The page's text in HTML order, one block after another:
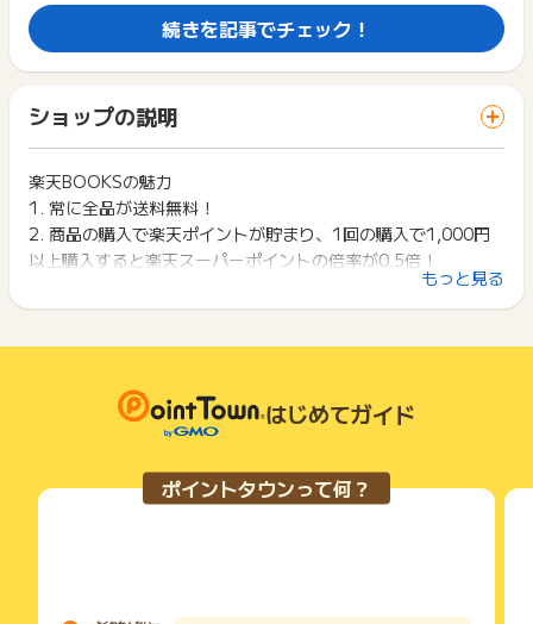
※下記の場合、ポイント獲得対象外となります。
・購入前に別サイトにアクセスした場合
・購入前に商品レビューにアクセスした場合
※予約商品の場合、予約日から3ヶ月以内に決済・発送が完了し
イントタウンの楽天ブックスのリンクから楽天ブックスにアク
セスをしてご購入ください(引き続き購入されてもポイントは加
算されません)。
た場合のみポイント獲得対象となります。
※複数回に分けて商品購入をされる場合は、購入完了後、都度ポ
イントタウンの楽天ブックスのリンクから楽天ブックスにアク
算されません)。
インク革命 楽天市場店(ink-kakumei)
お申し込みやお買い物後、利用したサイトから送られる購入完
了などのメールは、ポイント獲得するまで必ず保管してくださ
い。
獲得待ち・獲得失敗の状態でお問い合わせされる際に、該当の
メールを送っていただく場合がございます。
そのため、紛失・破棄された場合は対応いたしかねますので、
ご注意ください。
(※) SafariやChromeなどwebサイトを表示するアプリのこと
得できませんので、ご注意くださいませ。
続きを記事でチェック！
ショップの説明
楽天BOOKSの魅力
1. 常に全品が送料無料！
2. 商品の購入で楽天ポイントが貯まり、1回の購入で1,000円
以上購入すると楽天スーパーポイントの倍率が0.5倍！
しているオンライン書店です。
ブックスと銘打っていますが、実際は本だけでなくCDやDVD、
ゲーム、おもちゃ、PCソフトなど多種多様な商品を取り扱って
ダウンロード商品以外の商品を購入することで、その月内はず
もっと見る
はじめてガイド
ポイントタウンって何？